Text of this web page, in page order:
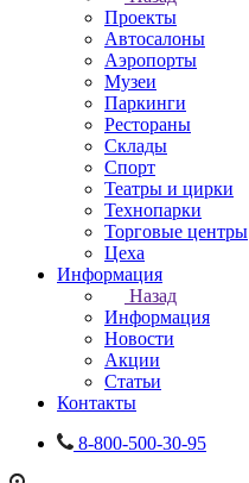
Проекты
Автосалоны
Аэропорты
Музеи
Паркинги
Рестораны
Склады
Спорт
Театры и цирки
Технопарки
Торговые центры
Цеха
Информация
Назад
Информация
Новости
Акции
Статьи
Контакты
8-800-500-30-95